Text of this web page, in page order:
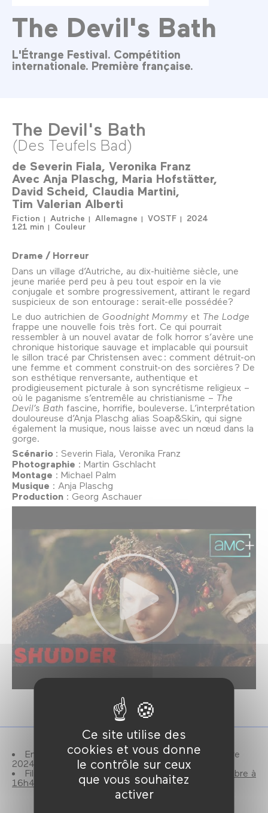
Ce site utilise des
cookies et vous donne
le contrôle sur ceux
que vous souhaitez
activer
The Devil's Bath
L'Étrange Festival. Compétition
internationale. Première française.
The Devil's Bath
(Des Teufels Bad)
de Severin Fiala Veronika Franz
Avec Anja Plaschg Maria Hofstätter
David Scheid Claudia Martini
Tim Valerian Alberti
Fiction Autriche Allemagne VOSTF
2024
121 min
Couleur
Drame / Horreur
Dans un village d’Autriche, au dix-huitième siècle, une
jeune mariée perd peu à peu tout espoir en la vie
conjugale et sombre progressivement, attirant le regard
suspicieux de son entourage : serait-elle possédée?
Le duo autrichien de Goodnight Mommy et The Lodge
frappe une nouvelle fois très fort. Ce qui pourrait
ressembler à un nouvel avatar de folk horror s’avère une
chronique historique sauvage et implacable qui poursuit
le sillon tracé par Christensen avec : comment détruit-on
une femme et comment construit-on des sorcières ? De
son esthétique renversante, authentique et
prodigieusement picturale à son syncrétisme religieux –
où le paganisme s’entremêle au christianisme – The
Devil’s Bath fascine, horrifie, bouleverse. L’interprétation
douloureuse d’Anja Plaschg alias Soap&Skin, qui signe
également la musique, nous laisse avec un nœud dans la
gorge.
Scénario : Severin Fiala, Veronika Franz
Photographie : Martin Gschlacht
Montage : Michael Palm
Musique : Anja Plaschg
Production : Georg Aschauer
En compétition pour le Grand Prix Nouveau Genre
2024.
Film également programmé leSamedi 07 septembre à
16h45